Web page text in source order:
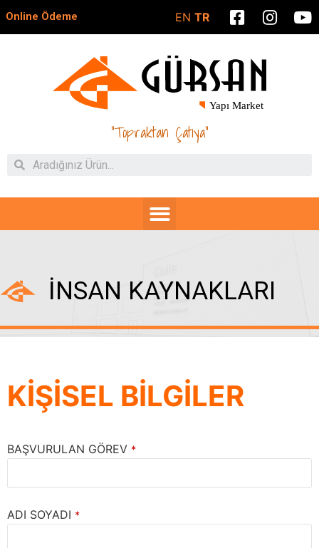
Online Ödeme EN TR
"Topraktan Çatıya"
İNSAN KAYNAKLARI
KİŞİSEL BİLGİLER
BAŞVURULAN GÖREV *
ADI SOYADI *